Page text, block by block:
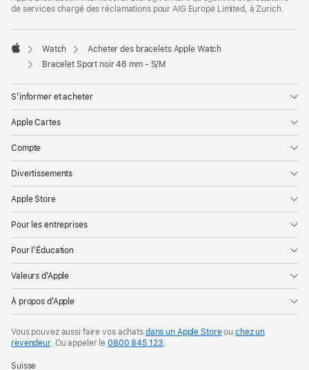
de services chargé des réclamations pour AIG Europe Limited, à Zurich.
Apple
Watch
Acheter des bracelets Apple Watch
Bracelet Sport noir 46 mm - S/M
S’informer et acheter
Apple Cartes
Compte
Divertissements
Apple Store
Pour les entreprises
Pour l’Éducation
Valeurs d’Apple
À propos d’Apple
Vous pouvez aussi faire vos achats dans un Apple Storeouchez un
revendeur. Ouappeler le0800 845 123.
Suisse